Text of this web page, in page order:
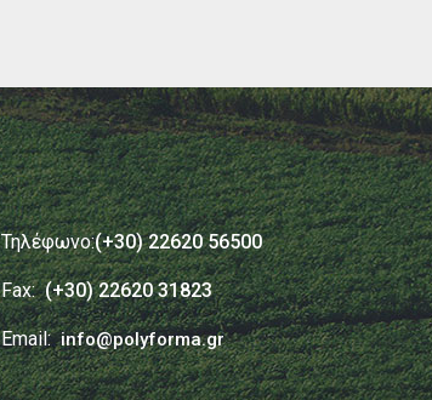
Τηλέφωνο:(+30) 22620 56500
Fax:(+30) 22620 31823
Email:info@polyforma.gr